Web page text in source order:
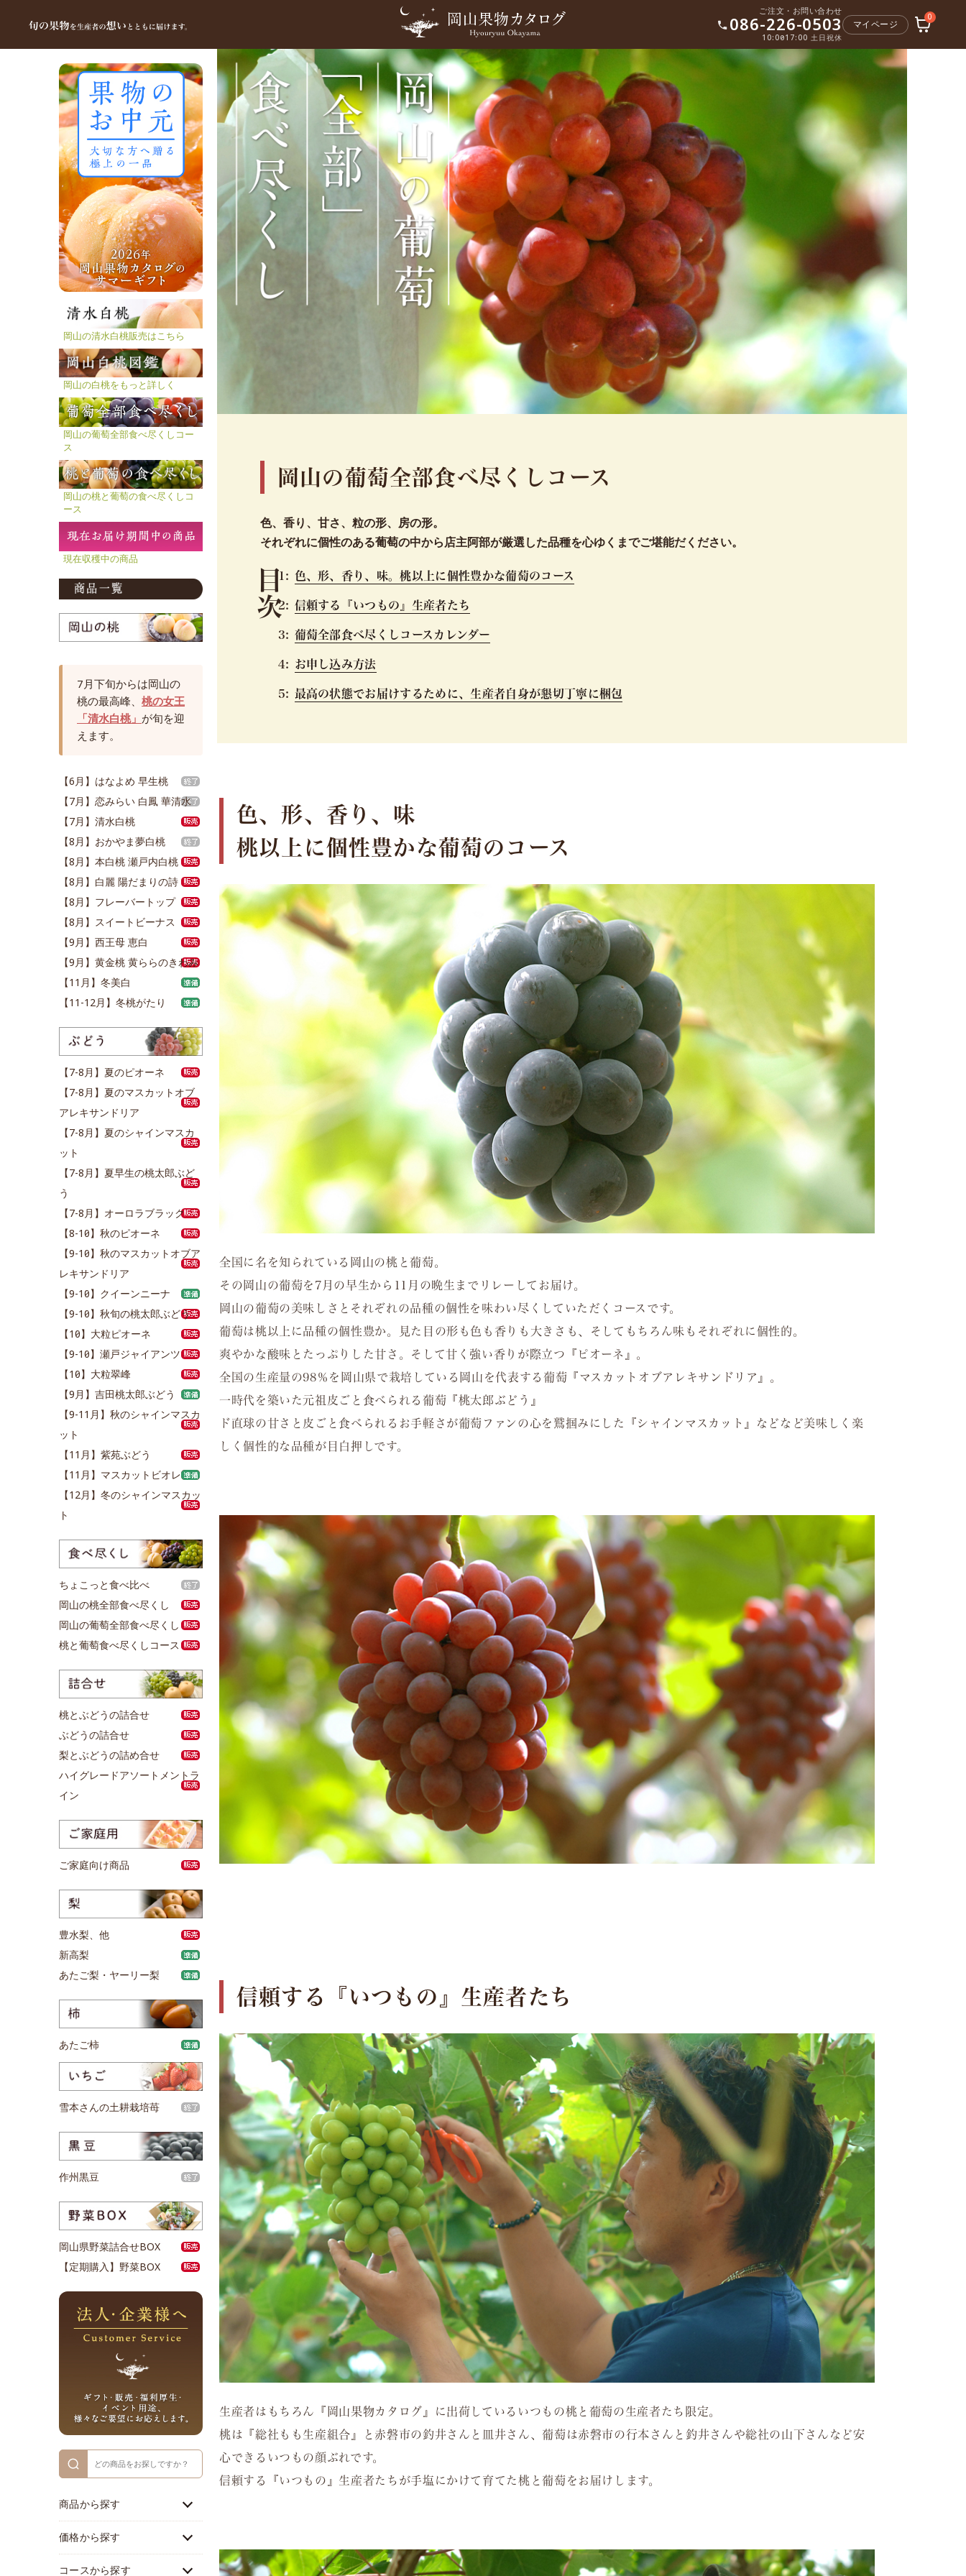
ご注文・お問い合わせ
086-226-0503
10:00〜17:00 土日祝休
マイページ
0
岡山の清水白桃販売はこちら
岡山の白桃をもっと詳しく
岡山の葡萄全部食べ尽くしコー
ス
岡山の桃と葡萄の食べ尽くしコ
ース
現在収穫中の商品
7月下旬からは岡山の
桃の最高峰、 桃の女王
「清水白桃」 が旬を迎
えます。
【6月】はなよめ 早生桃
【7月】恋みらい 白鳳 華清水
【7月】清水白桃
【8月】おかやま夢白桃
【8月】本白桃 瀬戸内白桃
【8月】白麗 陽だまりの詩
【8月】フレーバートップ
【8月】スイートビーナス
【9月】西王母 恵白
【9月】黄金桃 黄ららのきわみ
【11月】冬美白
【11-12月】冬桃がたり
【7-8月】夏のピオーネ
【7-8月】夏のマスカットオブ
アレキサンドリア
【7-8月】夏のシャインマスカ
ット
【7-8月】夏早生の桃太郎ぶど
う
【7-8月】オーロラブラック
【8-10月】秋のピオーネ
【9-10月】秋のマスカットオブア
レキサンドリア
【9-10月】クイーンニーナ
【9-10月】秋旬の桃太郎ぶどう
【10月】大粒ピオーネ
【9-10月】瀬戸ジャイアンツ
【10月】大粒翠峰
【9月】吉田桃太郎ぶどう
【9-11月】秋のシャインマスカ
ット
【11月】紫苑ぶどう
【11月】マスカットビオレ
【12月】冬のシャインマスカッ
ト
ちょこっと食べ比べ
岡山の桃全部食べ尽くし
岡山の葡萄全部食べ尽くし
桃と葡萄食べ尽くしコース
桃とぶどうの詰合せ
ぶどうの詰合せ
梨とぶどうの詰め合せ
ハイグレードアソートメントラ
イン
ご家庭向け商品
豊水梨、他
新高梨
あたご梨・ヤーリー梨
あたご柿
雪本さんの土耕栽培苺
作州黒豆
岡山県野菜詰合せBOX
【定期購入】野菜BOX
商品から探す
価格から探す
コースから探す
山
ど
う
を
産
直
送
岡山の葡萄全部食べ尽くしコース
色、香り、甘さ、粒の形、房の形。
それぞれに個性のある葡萄の中から店主阿部が厳選した品種を心ゆくまでご堪能だください。
目次 色、形、香り、味。桃以上に個性豊かな葡萄のコース
信頼する『いつもの』生産者たち
葡萄全部食べ尽くしコースカレンダー
お申し込み方法
最高の状態でお届けするために、生産者自身が懇切丁寧に梱包
色、形、香り、味
桃以上に個性豊かな葡萄のコース
全国に名を知られている岡山の桃と葡萄。
その岡山の葡萄を7月の早生から11月の晩生までリレーしてお届け。
岡山の葡萄の美味しさとそれぞれの品種の個性を味わい尽くしていただくコースです。
葡萄は桃以上に品種の個性豊か。見た目の形も色も香りも大きさも、そしてもちろん味もそれぞれに個性的。
爽やかな酸味とたっぷりした甘さ。そして甘く強い香りが際立つ『ピオーネ』。
全国の生産量の98％を岡山県で栽培している岡山を代表する葡萄『マスカットオブアレキサンドリア』。
一時代を築いた元祖皮ごと食べられる葡萄『桃太郎ぶどう』
ド直球の甘さと皮ごと食べられるお手軽さが葡萄ファンの心を鷲掴みにした『シャインマスカット』などなど美味しく楽
しく個性的な品種が目白押しです。
信頼する『いつもの』 生産者たち
生産者はもちろん『岡山果物カタログ』に出荷しているいつもの桃と葡萄の生産者たち限定。
桃は『総社もも生産組合』と赤磐市の釣井さんと皿井さん、葡萄は赤磐市の行本さんと釣井さんや総社の山下さんなど安
心できるいつもの顔ぶれです。
信頼する『いつもの』生産者たちが手塩にかけて育てた桃と葡萄をお届けします。